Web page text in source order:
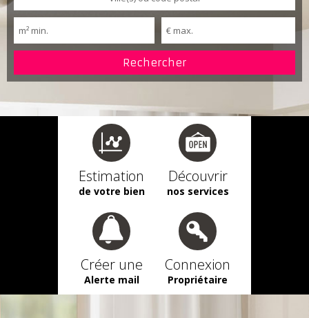
Estimation
de votre bien
Découvrir
nos services
Créer une
Alerte mail
Connexion
Propriétaire